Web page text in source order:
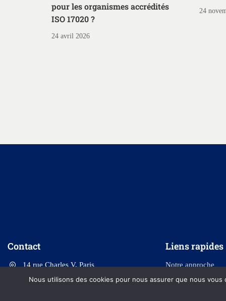
pour les organismes accrédités
ISO 17020 ?
24 avril 2026
24
Contact
14 rue Charles V, Paris
contact@indeoconsulting.com
Liens rapides
Notre approche
Qui sommes-nous
Nous utilisons des cookies pour nous assurer que nous